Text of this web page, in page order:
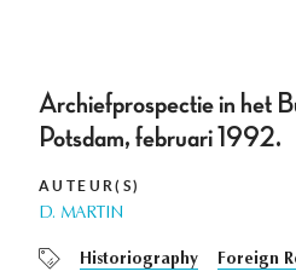
Archiefprospectie in het
Potsdam, februari 1992.
AUTEUR(S)
D. MARTIN
Historiography Foreign